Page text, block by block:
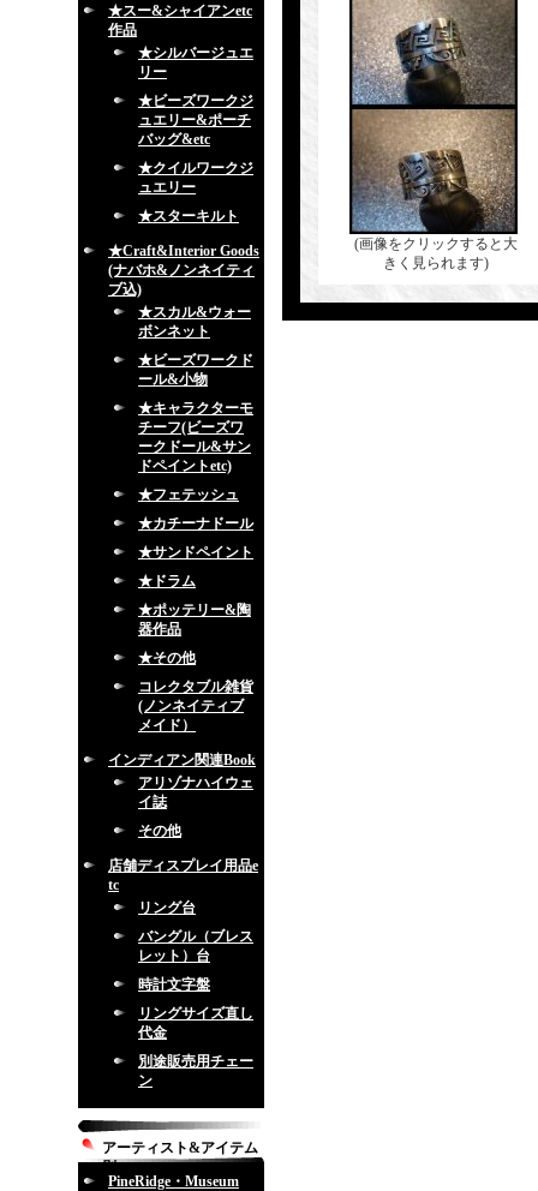
★スー&シャイアンetc
作品
★シルバージュエ
リー
★ビーズワークジ
ュエリー&ポーチ
バッグ&etc
★クイルワークジ
ュエリー
★スターキルト
★Craft&Interior Goods
(ナバホ&ノンネイティ
ブ込)
★スカル&ウォー
ボンネット
★ビーズワークド
ール&小物
★キャラクターモ
チーフ(ビーズワ
ークドール&サン
ドペイントetc)
★フェテッシュ
★カチーナドール
★サンドペイント
★ドラム
★ポッテリー&陶
器作品
★その他
コレクタブル雑貨
(ノンネイティブ
メイド）
インディアン関連Book
アリゾナハイウェ
イ誌
その他
店舗ディスプレイ用品e
tc
リング台
バングル（ブレス
レット）台
時計文字盤
リングサイズ直し
代金
別途販売用チェー
ン
アーティスト&アイテム
別
PineRidge・Museum
(画像をクリックすると大
きく見られます)